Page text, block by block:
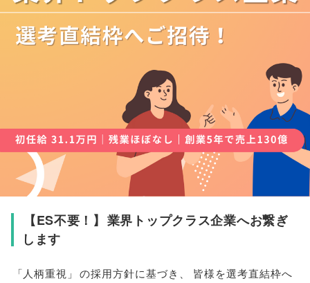
【ES不要！ 】 業界トップクラス企業へお繋ぎ
します
「人柄重視 」 の採用方針に基づき 、 皆様を選考直結枠へ